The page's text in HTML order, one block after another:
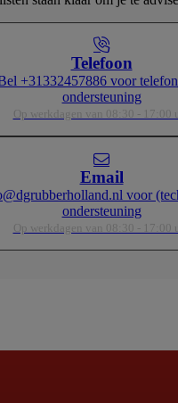
Telefoon
+31332457886 voor
ondersteuning
Op werkdagen van 08:30 - 17:00
Email
voor
ondersteuning
Op werkdagen van 08:30 - 17:00